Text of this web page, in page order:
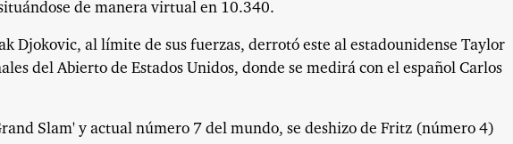
de manera virtual en 10.340.
Djokovic, al límite de sus fuerzas, derrotó este al estadounidense Taylor
del Abierto de Estados Unidos, donde se medirá con el español Carlos
Slam' y actual número 7 del mundo, se deshizo de Fritz (número 4)